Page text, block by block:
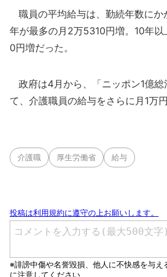
職員の平均給与は、勤続年数にか
年が最多の月2万5310円増。10年
0円増だった。
政府は4月から、「ニッポン1億総
て、介護職員の給与をさらに月1万
介護職 厚生労働省 給与